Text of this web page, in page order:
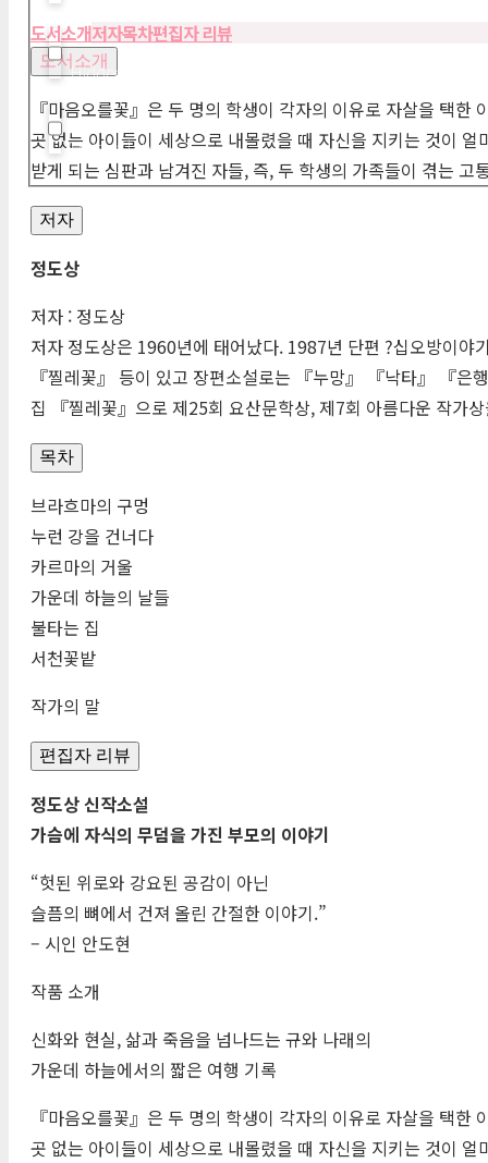
Hidden label
Hidden label
도서소개저자목차편집자 리뷰
도서소개
『마음오를꽃』은 두 명의 학생이 각자의 이유로 자살을 택
곳 없는 아이들이 세상으로 내몰렸을 때 자신을 지키는 것이
받게 되는 심판과 남겨진 자들, 즉, 두 학생의 가족들이 겪는
저자
정도상
저자 : 정도상
저자 정도상은 1960년에 태어났다. 1987년 단편 ?십오방이
『찔레꽃』 등이 있고 장편소설로는 『누망』 『낙타』 『
집 『찔레꽃』으로 제25회 요산문학상, 제7회 아름다운 작가
목차
브라흐마의 구멍
누런 강을 건너다
카르마의 거울
가운데 하늘의 날들
불타는 집
서천꽃밭
작가의 말
편집자 리뷰
정도상 신작소설
가슴에 자식의 무덤을 가진 부모의 이야기
“헛된 위로와 강요된 공감이 아닌
슬픔의 뼈에서 건져 올린 간절한 이야기.”
– 시인 안도현
작품 소개
신화와 현실, 삶과 죽음을 넘나드는 규와 나래의
가운데 하늘에서의 짧은 여행 기록
『마음오를꽃』은 두 명의 학생이 각자의 이유로 자살을 택
곳 없는 아이들이 세상으로 내몰렸을 때 자신을 지키는 것이